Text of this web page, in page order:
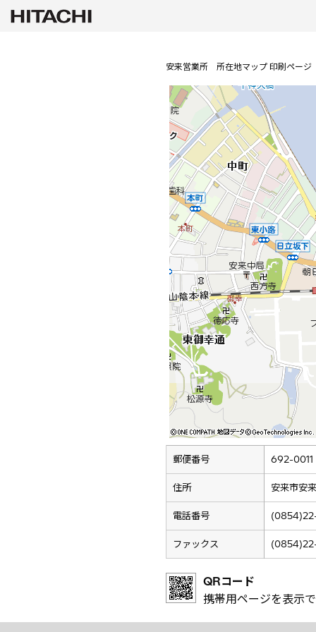
安来営業所 所在地マップ 印刷ページ
郵便番号 692-0011
住所 安来市安
電話番号
ファックス
QRコード
携帯用ページを表示